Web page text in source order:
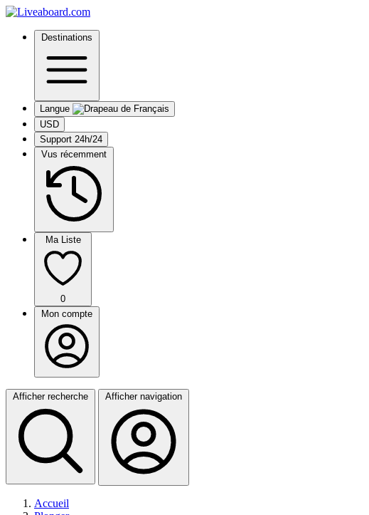
Destinations
Langue
USD
Support 24h/24
Vus récemment
Ma Liste
0
Mon compte
Afficher recherche Afficher navigation
Accueil